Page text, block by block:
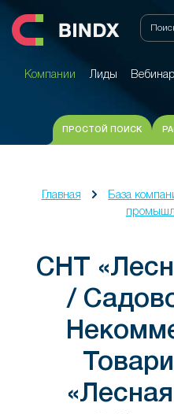
Компании Лиды
Компании Лиды
ПРОСТОЙ ПОИСК
Главная База
СНТ
/